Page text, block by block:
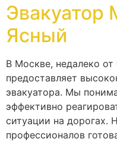
Эвакуатор
Ясный
В Москве, недалеко
предоставляет
эвакуатора. Мы
эффективно
ситуации на дорогах.
профессионалов